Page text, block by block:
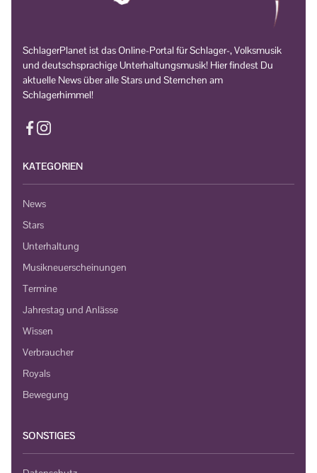
SchlagerPlanet ist das Online-Portal für Schlager-, Volksmusik
und deutschsprachige Unterhaltungsmusik! Hier findest Du
aktuelle News über alle Stars und Sternchen am
Schlagerhimmel!
KATEGORIEN
News
Stars
Unterhaltung
Musikneuerscheinungen
Termine
Jahrestag und Anlässe
Wissen
Verbraucher
Royals
Bewegung
SONSTIGES